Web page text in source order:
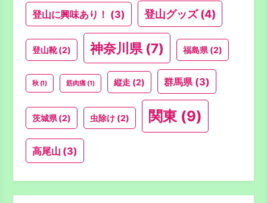
登山に興味あり！ (3) 登山グッズ(4)
登山靴(2) 神奈川県 (7) 福島県 (2)
秋(1) 筋肉痛 (1) 縦走 (2) 群馬県 (3)
茨城県(2) 虫除け (2) 関東 (9)
高尾山 (3)